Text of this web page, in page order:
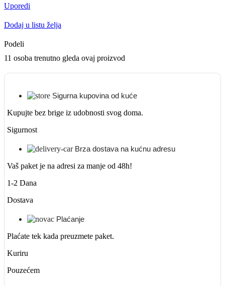
Uporedi
Dodaj u listu želja
Podeli
11 osoba trenutno gleda ovaj proizvod
Sigurna kupovina od kuće
Kupujte bez brige iz udobnosti svog doma.
Sigurnost
Brza dostava na kućnu adresu
Vaš paket je na adresi za manje od 48h!
1-2 Dana
Dostava
Plaćanje
Plaćate tek kada preuzmete paket.
Kuriru
Pouzećem